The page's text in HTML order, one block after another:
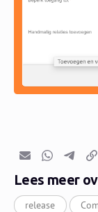
E-mailWhatsapp
Lees meer
release